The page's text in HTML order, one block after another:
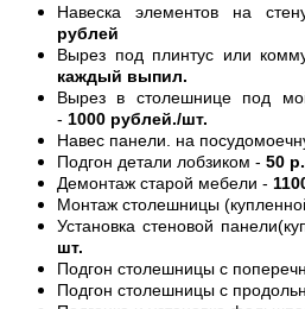
Навеска элементов на
рублей
Вырез под плинтус или
каждый выпил.
Вырез в столешнице под
- 1000 рублей./шт.
Навес панели. на
Подгон детали лобзиком - 50
Демонтаж старой мебели -
Монтаж столешницы
Установка стеновой
шт.
Подгон столешницы с
Подгон столешницы с